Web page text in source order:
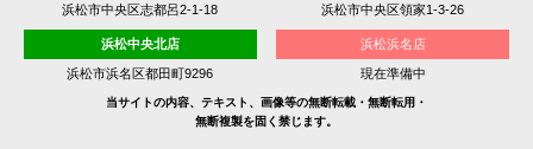
浜松市中央区志都呂2-1-18 浜松市中央区領家1-3-26
浜松中央北店
浜松市浜名区都田町9296
浜松浜名店
現在準備中
当サイトの内容、テキスト、画像等の無断転載・無断転用・
無断複製を固く禁じます。